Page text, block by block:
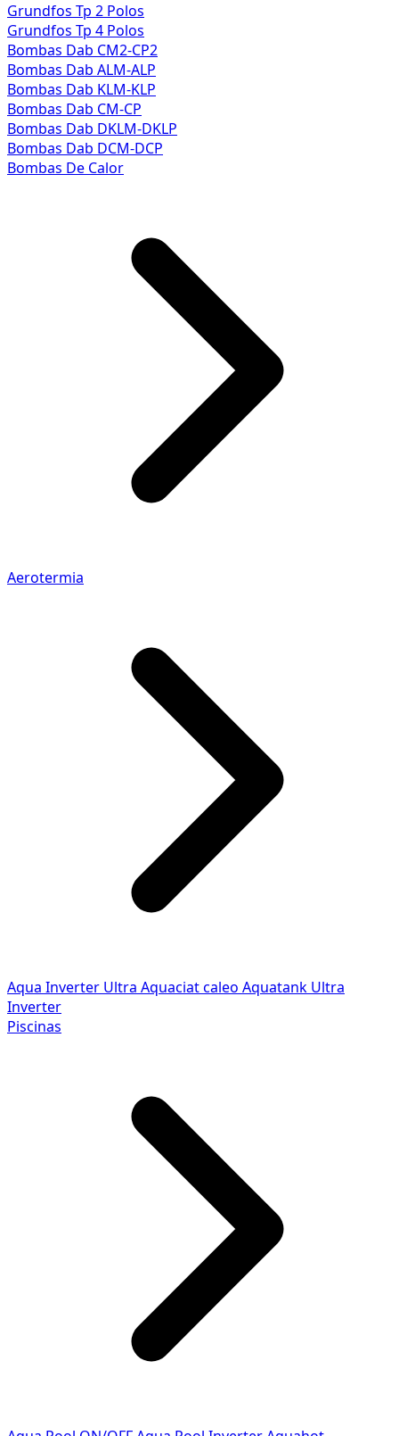
Grundfos Tp 2 Polos
Grundfos Tp 4 Polos
Bombas Dab CM2-CP2
Bombas Dab ALM-ALP
Bombas Dab KLM-KLP
Bombas Dab CM-CP
Bombas Dab DKLM-DKLP
Bombas Dab DCM-DCP
Bombas De Calor
Aerotermia
Aqua Inverter Ultra Aquaciat caleo Aquatank Ultra
Inverter
Piscinas